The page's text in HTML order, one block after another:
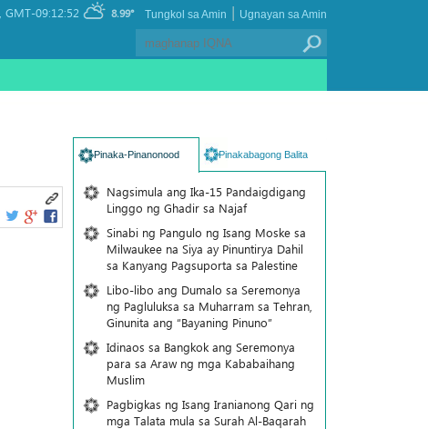
GMT-09:12:52 8.99° Ugnayan sa Amin
|
Tungkol sa Amin
Pinaka-Pinanonood Pinakabagong Balita
Nagsimula ang Ika-15 Pandaigdigang
Linggo ng Ghadir sa Najaf
Sinabi ng Pangulo ng Isang Moske sa
Milwaukee na Siya ay Pinuntirya Dahil
sa Kanyang Pagsuporta sa Palestine
Libo-libo ang Dumalo sa Seremonya
ng Pagluluksa sa Muharram sa Tehran,
Ginunita ang “Bayaning Pinuno”
Idinaos sa Bangkok ang Seremonya
para sa Araw ng mga Kababaihang
Muslim
Pagbigkas ng Isang Iranianong Qari ng
mga Talata mula sa Surah Al-Baqarah